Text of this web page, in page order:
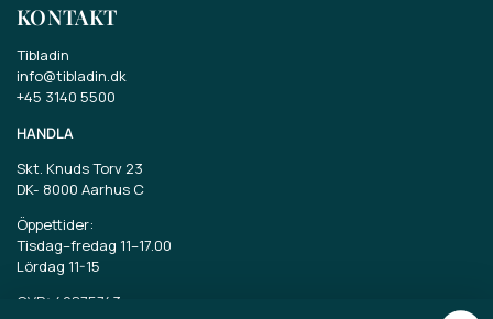
KONTAKT
Tibladin
info@tibladin.dk
+45 3140 5500
HANDLA
Skt. Knuds Torv 23
DK- 8000 Aarhus C
Öppettider:
Tisdag–fredag 11–17.00
Lördag 11-15
CVR: 40875743